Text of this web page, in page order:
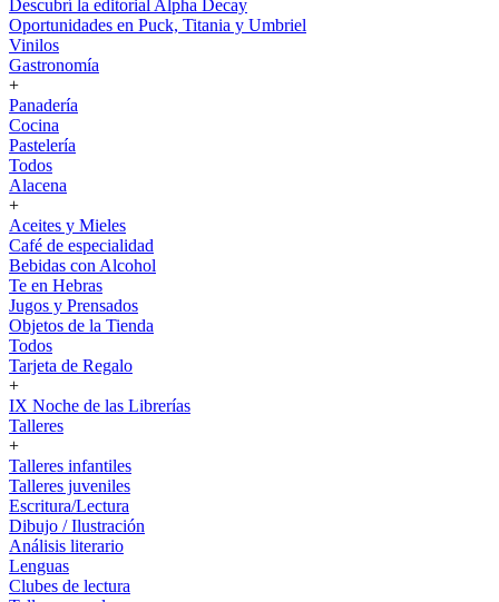
Descubrí la editorial Alpha Decay
Oportunidades en Puck, Titania y Umbriel
Vinilos
Gastronomía
+
Panadería
Cocina
Pastelería
Todos
Alacena
+
Aceites y Mieles
Café de especialidad
Bebidas con Alcohol
Te en Hebras
Jugos y Prensados
Objetos de la Tienda
Todos
Tarjeta de Regalo
+
IX Noche de las Librerías
Talleres
+
Talleres infantiles
Talleres juveniles
Escritura/Lectura
Dibujo / Ilustración
Análisis literario
Lenguas
Clubes de lectura